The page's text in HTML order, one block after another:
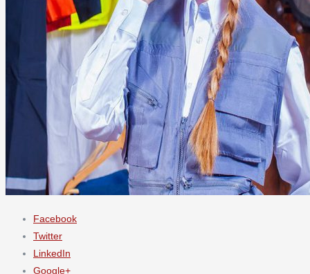
Facebook
Twitter
LinkedIn
Google+